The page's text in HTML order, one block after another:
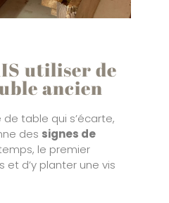
utiliser de
ancien
table qui s’écarte,
des signes de
le premier
d’y planter une vis